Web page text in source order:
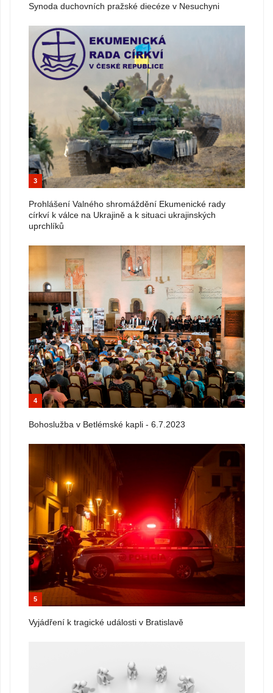
Synoda duchovních pražské diecéze v Nesuchyni
3
Prohlášení Valného shromáždění Ekumenické rady
církví k válce na Ukrajině a k situaci ukrajinských
uprchlíků
4
Bohoslužba v Betlémské kapli - 6.7.2023
5
Vyjádření k tragické události v Bratislavě